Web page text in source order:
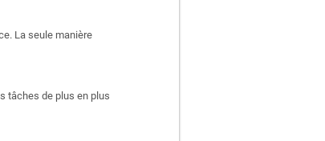
La seule manière
tâches de plus en plus